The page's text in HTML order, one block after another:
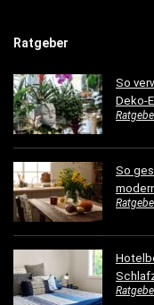
Ratgeber
So
Deko-
So